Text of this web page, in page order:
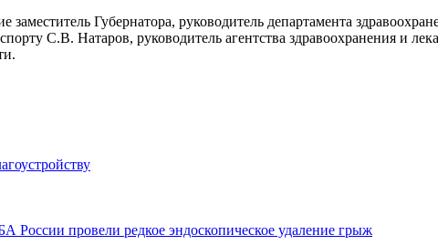
Губернатора, руководитель департамента
С.В. Натаров, руководитель агентства здравоохранения и
провели редкое эндоскопическое удаление грыж